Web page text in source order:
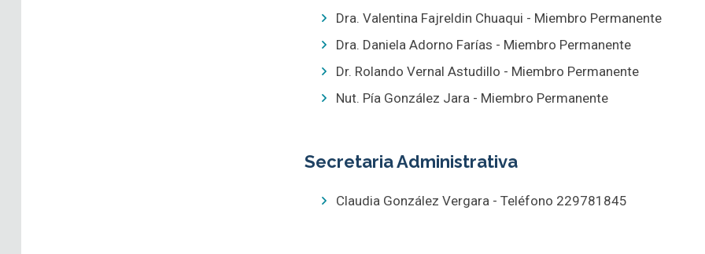
Dra. Valentina Fajreldin Chuaqui - Miembro Permanente
Dra. Daniela Adorno Farías - Miembro Permanente
Dr. Rolando Vernal Astudillo - Miembro Permanente
Nut. Pía González Jara - Miembro Permanente
Secretaria Administrativa
Claudia González Vergara - Teléfono 229781845